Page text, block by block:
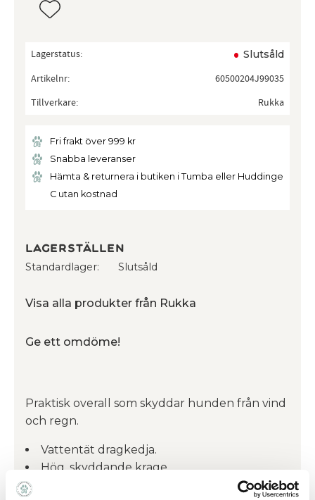
Lägg till i favoriter
Lagerstatus Slutsåld
Artikelnr
60500204J99035
Tillverkare
Rukka
Fri frakt över 999 kr
Snabba leveranser
Hämta & returnera i butiken i Tumba eller Huddinge
C utan kostnad
Lagerställen
Standardlager Slutsåld
Visa alla produkter från Rukka
Ge ett omdöme!
Praktisk overall som skyddar hunden från vind
och regn.
Vattentät dragkedja.
Hög, skyddande krage.